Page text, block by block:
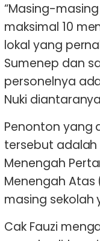
“Masing-
maksimal 10
lokal yang
Sumenep dan
personelnya
Nuki
Penonton yang
tersebut adalah
Menengah
Menengah Atas
masing sekolah
Cak Fauzi